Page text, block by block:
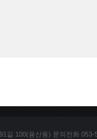
길 100(용산동) 문의전화 053-